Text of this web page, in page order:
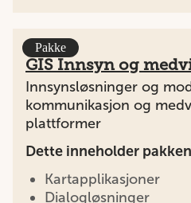
Pakke
GIS Innsyn og
Innsynsløsninger og
kommunikasjon og
plattformer
Dette inneholder pakken
Kartapplikasjoner
Dialogløsninger